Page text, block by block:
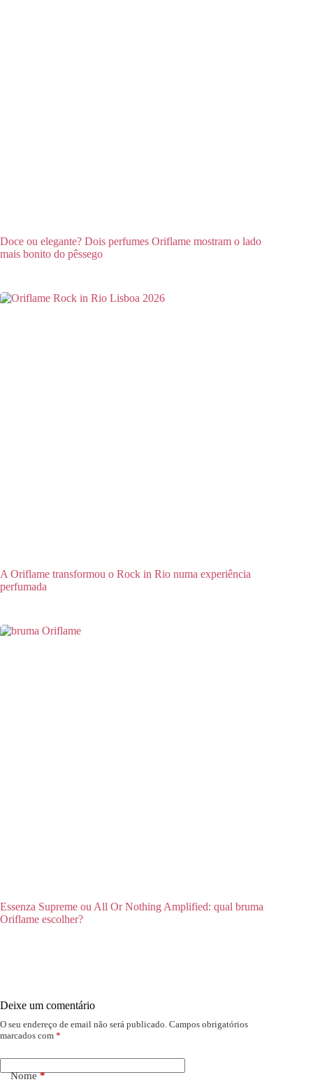
Doce ou elegante? Dois perfumes Oriflame mostram o lado
mais bonito do pêssego
A Oriflame transformou o Rock in Rio numa experiência
perfumada
Essenza Supreme ou All Or Nothing Amplified: qual bruma
Oriflame escolher?
Deixe um comentário
O seu endereço de email não será publicado. Campos obrigatórios
marcados com *
Nome*